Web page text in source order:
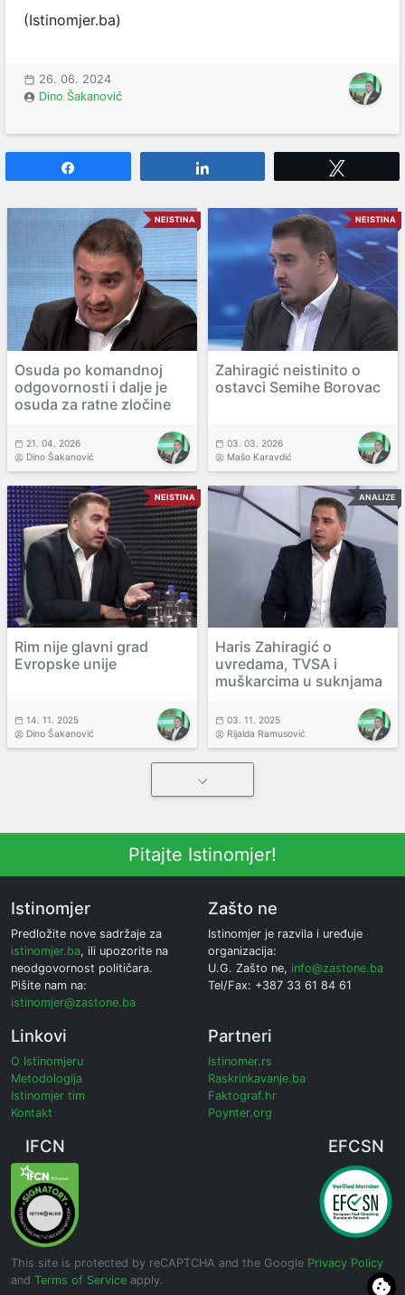
(Istinomjer.ba)
26. 06. 2024
Dino Šakanović
NEISTINA
Osuda po komandnoj
odgovornosti i dalje je
osuda za ratne zločine
21. 04. 2026
Dino Šakanović
NEISTINA
Zahiragić neistinito o
ostavci Semihe Borovac
03. 03. 2026
Mašo Karavdić
NEISTINA
Rim nije glavni grad
Evropske unije
14. 11. 2025
Dino Šakanović
ANALIZE
Haris Zahiragić o
uvredama, TVSA i
muškarcima u suknjama
03. 11. 2025
Rijalda Ramusović
Pitajte Istinomjer!
Istinomjer
Predložite nove sadržaje za
istinomjer.ba, ili upozorite na
neodgovornost političara.
Pišite nam na:
istinomjer@zastone.ba
Zašto ne
Istinomjer je razvila i uređuje
organizacija:
U.G. Zašto ne, info@zastone.ba
Tel/Fax: +387 33 61 84 61
Linkovi
O Istinomjeru
Metodologija
Istinomjer tim
Kontakt
Partneri
Istinomer.rs
Raskrinkavanje.ba
Faktograf.hr
Poynter.org
IFCN EFCSN
This site is protected by reCAPTCHA and the Google Privacy Policy
and Terms of Service apply.